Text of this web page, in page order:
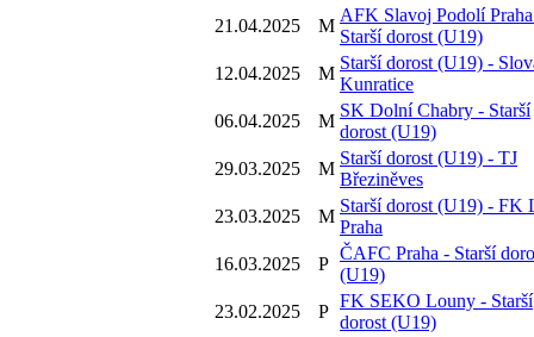
21.04.2025
M
AFK Slavoj Podolí
Starší dorost (U19)
12.04.2025
M
Starší dorost (U19) -
Kunratice
06.04.2025
M
SK Dolní Chabry - Starší
dorost (U19)
29.03.2025
M
Starší dorost (U19) - TJ
Březiněves
23.03.2025
M
Starší dorost (U19) - FK
Praha
16.03.2025
P
ČAFC Praha - Starší
(U19)
23.02.2025
P
FK SEKO Louny - Starší
dorost (U19)